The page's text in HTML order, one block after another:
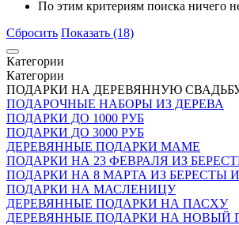
По этим критериям поиска ничего
Сбросить Показать (18)
Категории
Категории
ПОДАРКИ НА ДЕРЕВЯННУЮ
ПОДАРОЧНЫЕ НАБОРЫ ИЗ ДЕРЕВА
ПОДАРКИ ДО 1000 РУБ
ПОДАРКИ ДО 3000 РУБ
ДЕРЕВЯННЫЕ ПОДАРКИ МАМЕ
ПОДАРКИ НА 23 ФЕВРАЛЯ ИЗ
ПОДАРКИ НА 8 МАРТА ИЗ БЕРЕСТЫ
ПОДАРКИ НА МАСЛЕНИЦУ
ДЕРЕВЯННЫЕ ПОДАРКИ НА ПАСХУ
ДЕРЕВЯННЫЕ ПОДАРКИ НА НОВЫЙ